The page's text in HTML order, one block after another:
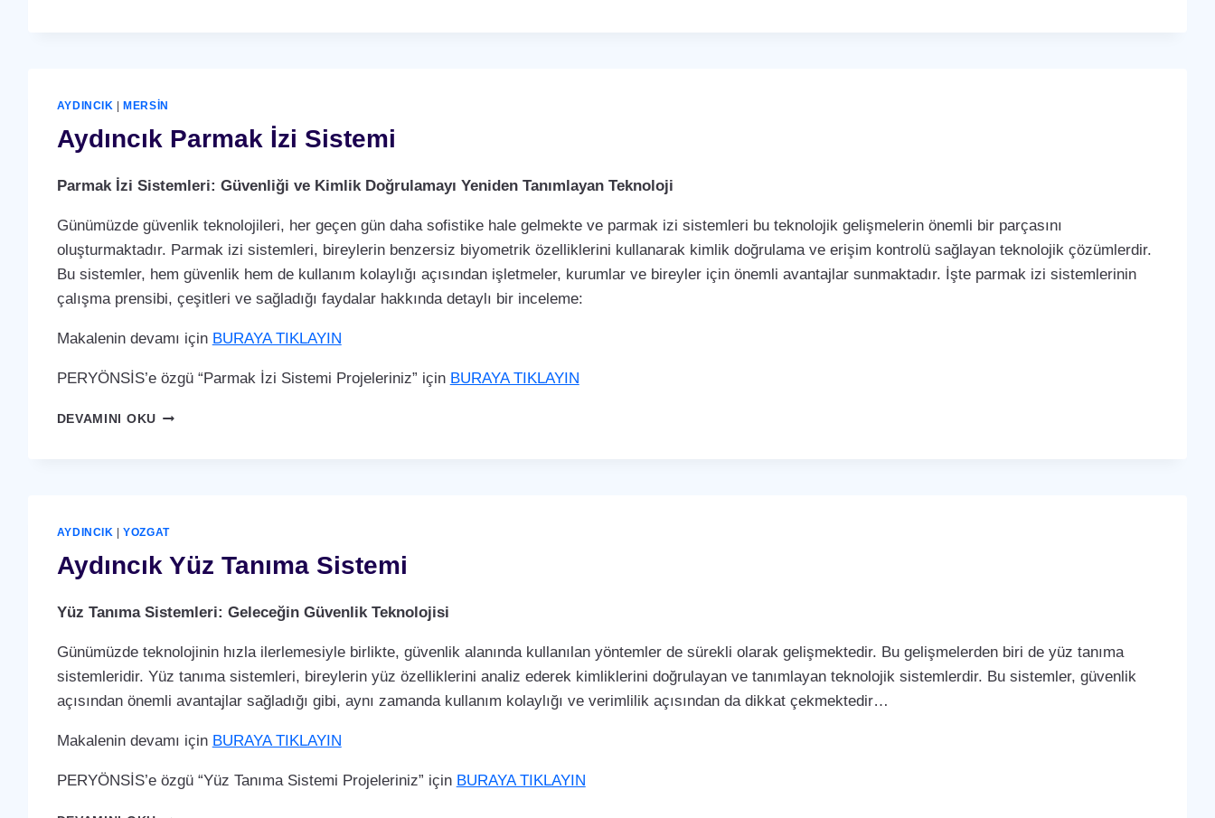
AYDINCIK MERSIN
Aydıncık Parmak İzi Sistemi
Parmak İzi Sistemleri: Güvenliği ve Kimlik Doğrulamayı Yeniden Tanımlayan Teknoloji
Günümüzde güvenlik teknolojileri, her geçen gün daha sofistike hale gelmekte ve parmak izi sistemleri bu teknolojik gelişmelerin önemli bir parçasını
oluşturmaktadır. Parmak izi sistemleri, bireylerin benzersiz biyometrik özelliklerini kullanarak kimlik doğrulama ve erişim kontrolü sağlayan teknolojik çözümlerdir.
Bu sistemler, hem güvenlik hem de kullanım kolaylığı açısından işletmeler, kurumlar ve bireyler için önemli avantajlar sunmaktadır. İşte parmak izi sistemlerinin
çalışma prensibi, çeşitleri ve sağladığı faydalar hakkında detaylı bir inceleme:
Makalenin devamı için BURAYA TIKLAYIN
PERYÖNSİS’e özgü “Parmak İzi Sistemi Projeleriniz” için BURAYA TIKLAYIN
DEVAMINI OKUAYDINCIK
AYDINCIK |YOZGAT
Aydıncık Yüz Tanıma Sistemi
Yüz Tanıma Sistemleri: Geleceğin Güvenlik Teknolojisi
Günümüzde teknolojinin hızla ilerlemesiyle birlikte, güvenlik alanında kullanılan yöntemler de sürekli olarak gelişmektedir. Bu gelişmelerden biri de yüz tanıma
sistemleridir. Yüz tanıma sistemleri, bireylerin yüz özelliklerini analiz ederek kimliklerini doğrulayan ve tanımlayan teknolojik sistemlerdir. Bu sistemler, güvenlik
açısından önemli avantajlar sağladığı gibi, aynı zamanda kullanım kolaylığı ve verimlilik açısından da dikkat çekmektedir…
Makalenin devamı için BURAYA TIKLAYIN
PERYÖNSİS’e özgü “Yüz Tanıma Sistemi Projeleriniz” için BURAYA TIKLAYIN